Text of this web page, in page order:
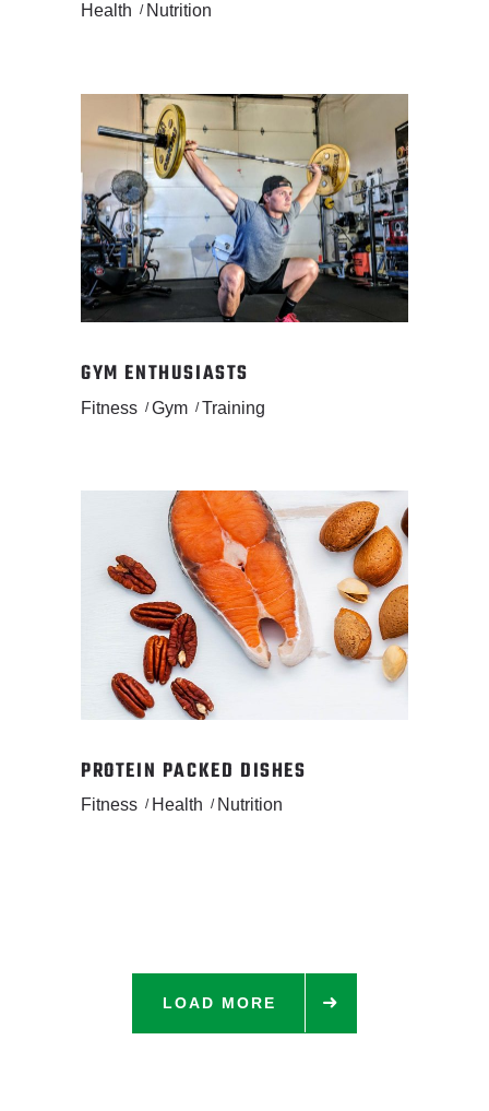
Health Nutrition
GYM ENTHUSIASTS
Fitness Gym Training
PROTEIN PACKED DISHES
Fitness Health Nutrition
LOAD MORE